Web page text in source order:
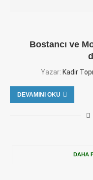
Bostancı ve
Yazar: Kadir
DEVAMINI OKU
DAHA